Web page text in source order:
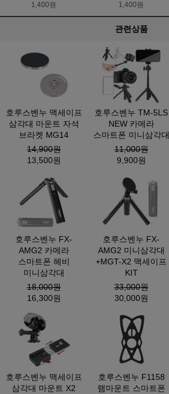
1,400원
1,400원
관련상품
호루스벤누 맥세이프
삼각대 마운트 자석
브라켓 MG14
14,900원
13,500원
호루스벤누 TM-5LS
NEW 카메라
스마트폰 미니삼각대
11,000원
9,900원
호루스벤누 FX-
AMG2 카메라
스마트폰 헤비
미니삼각대
18,000원
16,300원
호루스벤누 FX-
AMG2 미니삼각대
+MGT-X2 맥세이프
KIT
33,000원
30,000원
호루스벤누 맥세이프
삼각대 마운트 X2
호루스벤누 F1158
램마운트 스마트폰